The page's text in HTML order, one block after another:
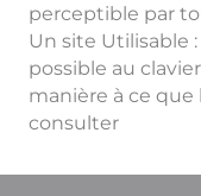
perceptible par
Un site Utilisable
possible au
manière à ce que
consulter